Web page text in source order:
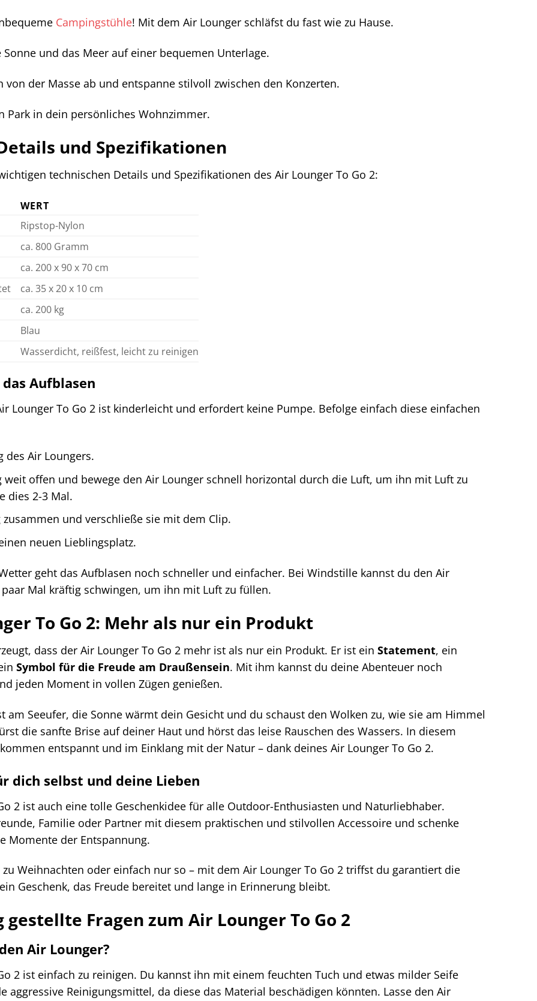
Campingstühle! Mit dem Air Lounger schläfst du fast wie zu Hause.
Sonne und das Meer auf einer bequemen Unterlage.
von der Masse ab und entspanne stilvoll zwischen den Konzerten.
Park in dein persönliches Wohnzimmer.
und Spezifikationen
technischen Details und Spezifikationen des Air Lounger To Go 2:
WERT
Ripstop-Nylon
ca. 800 Gramm
ca. 200 x 90 x 70 cm
ca. 35 x 20 x 10 cm
ca. 200 kg
Blau
Wasserdicht, reißfest, leicht zu reinigen
Aufblasen
Lounger To Go 2 ist kinderleicht und erfordert keine Pumpe. Befolge einfach diese einfachen
des Air Loungers.
weit offen und bewege den Air Lounger schnell horizontal durch die Luft, um ihn mit Luft zu
dies 2-3 Mal.
und verschließe sie mit dem Clip.
neuen Lieblingsplatz.
geht das Aufblasen noch schneller und einfacher. Bei Windstille kannst du den Air
Mal kräftig schwingen, um ihn mit Luft zu füllen.
To Go 2: Mehr als nur ein Produkt
dass der Air Lounger To Go 2 mehr ist als nur ein Produkt. Er ist einStatement, ein
Symbol für die Freude am Draußensein. Mit ihm kannst du deine Abenteuer noch
jeden Moment in vollen Zügen genießen.
am Seeufer, die Sonne wärmt dein Gesicht und du schaust den Wolken zu, wie sie am Himmel
die sanfte Brise auf deiner Haut und hörst das leise Rauschen des Wassers. In diesem
entspannt und im Einklang mit der Natur – dank deines Air Lounger To Go 2.
dich selbst und deine Lieben
2 ist auch eine tolle Geschenkidee für alle Outdoor-Enthusiasten und Naturliebhaber.
Familie oder Partner mit diesem praktischen und stilvollen Accessoire und schenke
Momente der Entspannung.
zu Weihnachten oder einfach nur so – mit dem Air Lounger To Go 2 triffst du garantiert die
Geschenk, das Freude bereitet und lange in Erinnerung bleibt.
gestellte Fragen zum Air Lounger To Go 2
Air Lounger?
2 ist einfach zu reinigen. Du kannst ihn mit einem feuchten Tuch und etwas milder Seife
aggressive Reinigungsmittel, da diese das Material beschädigen könnten. Lasse den Air